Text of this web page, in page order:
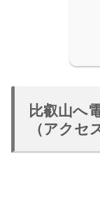
比叡山へ
（アクセ